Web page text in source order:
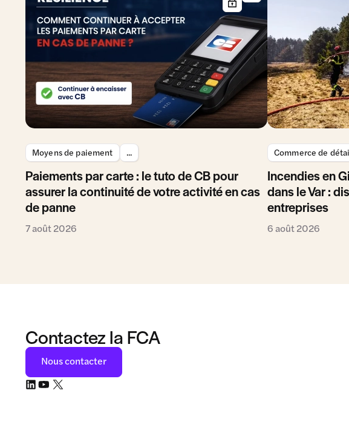
Moyens de paiement ...
Paiements par carte : le tuto de CB pour
assurer la continuité de votre activité en cas
de panne
7 août 2026
Commerce de
Incendies en
dans le Var :
entreprises
6 août 2026
Contactez la FCA
Nous contacter